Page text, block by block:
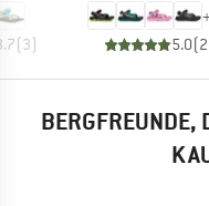
(3)
5.0(2
BERGFREUNDE,